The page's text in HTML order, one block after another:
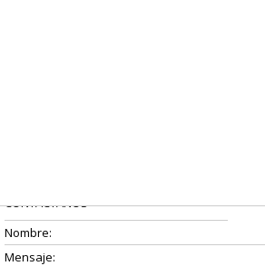
CONTÁCTANOS